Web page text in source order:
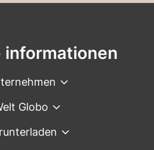
informationen
Globo